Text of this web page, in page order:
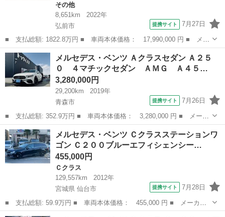
その他
8,651km
2022年
弘前市
提携サイト 7月27日
■ 支払総額: 1822.8万円 ■ 車両本体価格： 17,990,000 円 ■ メー
カー名： メルセデス・ベンツ ■ 車種名： Ｇクラス ■ グレード
名： Ｇ４００ｄ ＡＭＧライン 限定車 エディションマグノナイ
トブラ...
青森 弘前市
メルセデス・ベンツ Ａクラスセダン Ａ２５
０ ４マチックセダン ＡＭＧ Ａ４５…
3,280,000円
29,200km
2019年
青森市
提携サイト 7月26日
■ 支払総額: 352.9万円 ■ 車両本体価格： 3,280,000 円 ■ メーカ
ー名： メルセデス・ベンツ ■ 車種名： Ａクラスセダン ■ グレ
ード名： Ａ２５０ ４マチックセダン ＡＭＧ Ａ４５ルックボデ
ィーＫＩ...
青森 青森市 ベンツ（メルセデス）
メルセデス・ベンツ Ｃクラスステーションワ
ゴン Ｃ２００ブルーエフィシェンシー…
455,000円
Ｃクラス
129,557km
2012年
宮城県 仙台市
提携サイト 7月28日
■ 支払総額: 59.9万円 ■ 車両本体価格： 455,000 円 ■ メーカー
名： メルセデス・ベンツ ■ 車種名： Ｃクラスステーションワゴ